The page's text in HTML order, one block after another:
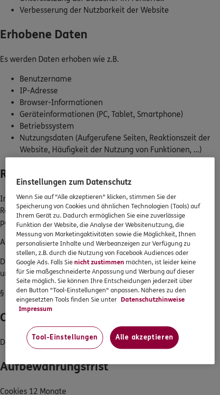
Schaden- oder Leistungsfall melden
Bequem online oder telefonisch.
0800 / 3746 095
Mo–Sa 7–20 Uhr (gebührenfrei)
Kundenportal Log-in
Verbesserung der Nutzbarkeit der Website
Erhobene Daten
Es werden Daten erhoben wie z.B.
Benutzername
IP-Adresse
Browser-Informationen
Geräteinformationen (PC, Tablet, Smartphone)
Betriebssystem
Nutzungsdaten (Aufgerufene Seiten, Reaktionszeit der
Website, Häufigkeit der Nutzung von Funktionen, …)
Rechtsgrundlage
Im Folgenden wird die nach Art. 6 Abs. 1 DSGVO geforderte
Rechtsgrundlage für die Verarbeitung von
personenbezogenen Daten genannt.
Art. 6 Abs. 1 lit. a DSGVO (Einwilligung)
Die erforderliche Rechtsgrundlage zur Nutzung von Cookies
und ähnlichen Technologien für dieses Tool:
§ 25 Abs. 1 TDDDG (Einwilligung)
Ort der Verarbeitung
Deutschland
Aufbewahrungsfrist
Cookies 12 Monate
Einstellungen zum Datenschutz
Wenn Sie auf "Alle akzeptieren" klicken, stimmen Sie der
Speicherung von Cookies und ähnlichen Technologien (Tools) auf
Ihrem Gerät zu. Dadurch ermöglichen Sie eine zuverlässige
Funktion der Website, die Analyse der Websitenutzung, die
Messung von Marketingaktivitäten sowie die Möglichkeit, Ihnen
personalisierte Inhalte und Werbeanzeigen zur Verfügung zu
stellen, z.B. durch die Nutzung von Facebook Audiences oder
Google Ads. Falls Sienicht zustimmen möchten, ist leider keine
für Sie maßgeschneiderte Anpassung und Werbung auf dieser
Seite möglich. Sie können Ihre Entscheidungen jederzeit über
den Button "Tool-Einstellungen" anpassen. Näheres zu den
eingesetzten Tools finden Sie unter Datenschutzhinweise
Impressum
Tool-Einstellungen Alle akzeptieren